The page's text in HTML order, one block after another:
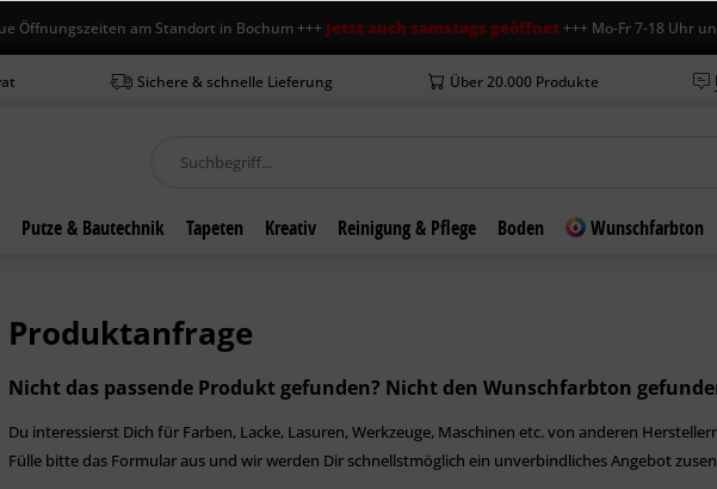
am Standort in Bochum +++Jetzt auch samstags geöffnet+++ Mo-Fr 7-18 Uhr und
Sichere & schnelle Lieferung Über 20.000 Produkte
Putze & Bautechnik Tapeten Kreativ Reinigung & Pflege Boden Wunschfarbton
Produktanfrage
Nicht das passende Produkt gefunden? Nicht den Wunschfarbton
Du interessierst Dich für Farben, Lacke, Lasuren, Werkzeuge, Maschinen etc. von anderen
Fülle bitte das Formular aus und wir werden Dir schnellstmöglich ein unverbindliches Angebot